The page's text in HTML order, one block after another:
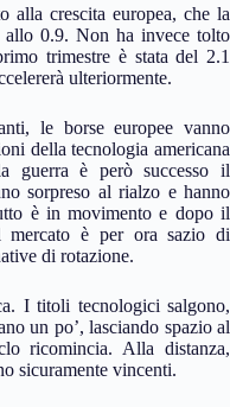
alla crescita europea, che la
allo 0.9. Non ha invece tolto
trimestre è stata del 2.1
ulteriormente.
le borse europee vanno
della tecnologia americana
guerra è però successo il
sorpreso al rialzo e hanno
è in movimento e dopo il
mercato è per ora sazio di
di rotazione.
I titoli tecnologici salgono,
un po’, lasciando spazio al
ricomincia. Alla distanza,
sicuramente vincenti.